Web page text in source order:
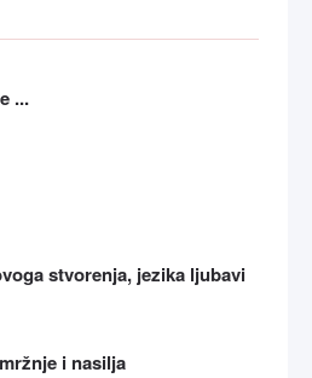
...
stvorenja, jezika ljubavi
i nasilja